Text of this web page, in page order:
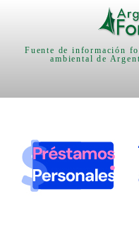
Fuente de información
ambiental de